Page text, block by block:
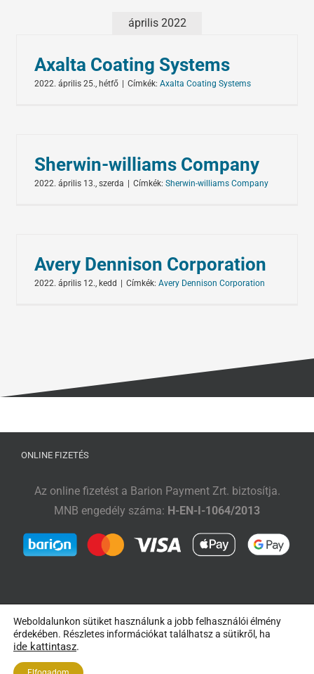
április 2022
Axalta Coating Systems
2022. április 25., hétfő Címkék:Axalta Coating Systems
Sherwin-williams Company
2022. április 13., szerda Címkék:Sherwin-williams Company
Avery Dennison Corporation
2022. április 12., kedd Címkék:Avery Dennison Corporation
ONLINE FIZETÉS
Az online fizetést a Barion Payment Zrt. biztosítja.
MNB engedély száma: H-EN-I-1064/2013
Copyright 2018- Horváth Gábor, Radulovic Attila |
Weboldalunkon sütiket használunk a jobb felhasználói élmény
érdekében. Részletes információkat találhatsz a sütikről, ha
ide kattintasz.